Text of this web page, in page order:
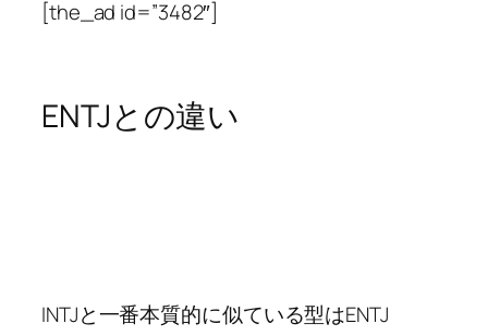
[the_ad id=”3482″]
ENTJとの違い
INTJと一番本質的に似ている型はENTJ